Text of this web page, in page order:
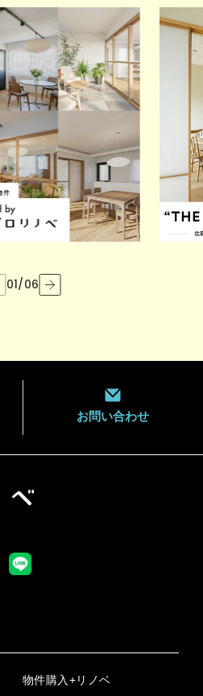
01/06
お問い合わせ
物件購入+リノベ